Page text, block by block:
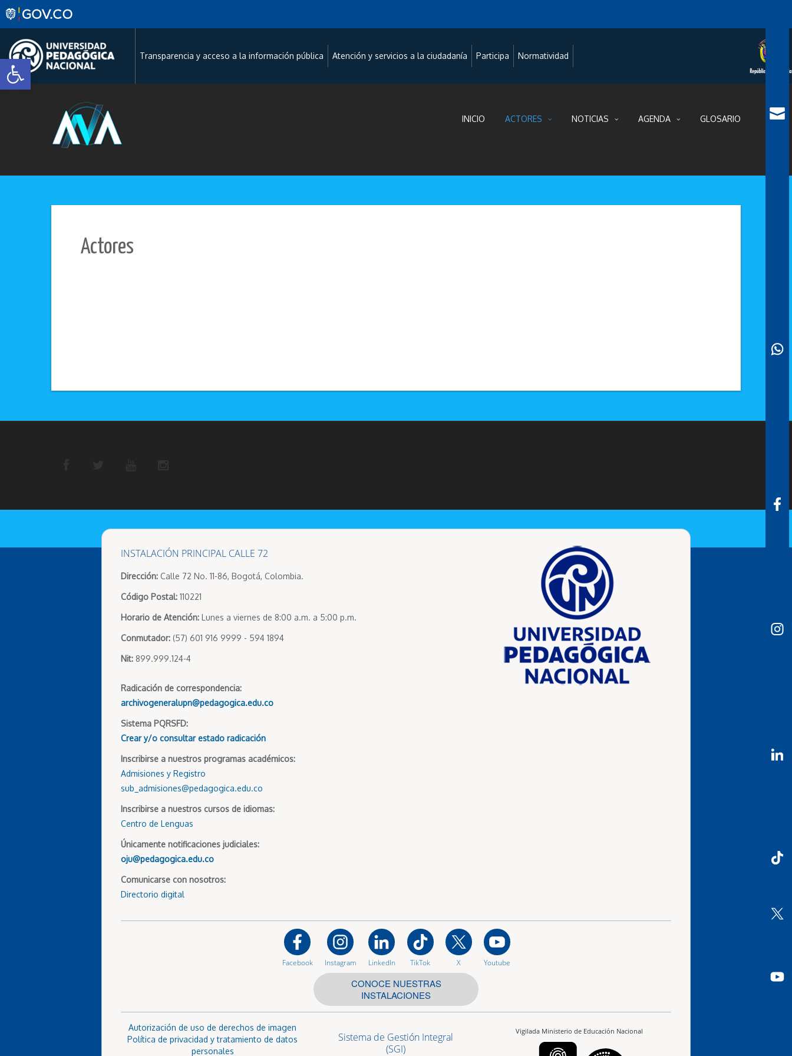
Abrir barra de herramientas
Skip
to
content
Transparencia y acceso a la información pública Atención y servicios a la ciudadanía Participa Normatividad
INICIO ACTORES NOTICIAS AGENDA GLOSARIO
Actores
INSTALACIÓN PRINCIPAL CALLE 72
Dirección: Calle 72 No. 11-86, Bogotá, Colombia.
Código Postal: 110221
Horario de Atención: Lunes a viernes de 8:00 a.m. a 5:00 p.m.
Conmutador: (57) 601 916 9999 - 594 1894
Nit: 899.999.124-4
Radicación de correspondencia:
archivogeneralupn@pedagogica.edu.co
Sistema PQRSFD:
Crear y/o consultar estado radicación
Inscribirse a nuestros programas académicos:
Admisiones y Registro
sub_admisiones@pedagogica.edu.co
Inscribirse a nuestros cursos de idiomas:
Centro de Lenguas
Únicamente notificaciones judiciales:
oju@pedagogica.edu.co
Comunicarse con nosotros:
Directorio digital
Facebook Instagram LinkedIn TikTok X Youtube
CONOCE NUESTRAS
INSTALACIONES
Autorización de uso de derechos de imagen
Política de privacidad y tratamiento de datos
personales
Sistema de Gestión Integral
(SGI)
Vigilada Ministerio de Educación Nacional